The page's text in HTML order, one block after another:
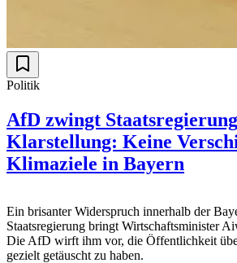
Politik
AfD zwingt
Klarstellung: Keine
Klimaziele in Bayern
Ein brisanter Widerspruch innerhalb der
Staatsregierung bringt Wirtschaftsminister
Die AfD wirft ihm vor, die Öffentlichkeit
gezielt getäuscht zu haben.